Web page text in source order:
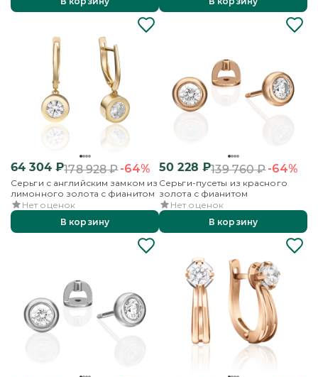
64 304₽178 928₽-64%
Серьги с английским замком из
лимонного золота с фианитом
Нет оценок
В корзину
50 228 ₽139 760₽-64%
Серьги-пусеты из красного
золота с фианитом
Нет оценок
В корзину